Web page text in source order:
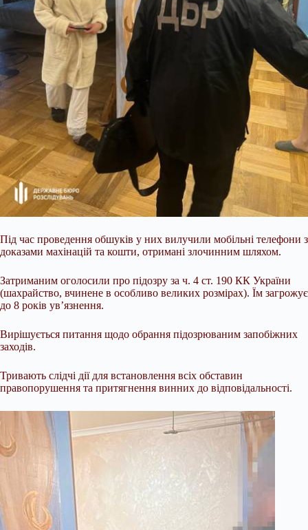
Під час проведення обшуків у них вилучили мобільні телефони з
доказами махінацій та кошти, отримані злочинним шляхом.
Затриманим оголосили про підозру за ч. 4 ст. 190 КК України
(шахрайство, вчинене в особливо великих розмірах). Їм загрожує
до 8 років ув’язнення.
Вирішується питання щодо обрання підозрюваним запобіжних
заходів.
Тривають слідчі дії для встановлення всіх обставин
правопорушення та притягнення винних до відповідальності.